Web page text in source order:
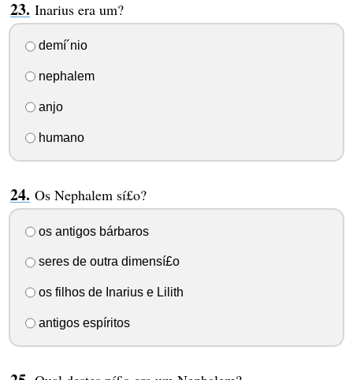
Inarius era um?
demí´nio
nephalem
anjo
humano
Os Nephalem sí£o?
os antigos bárbaros
seres de outra dimensí£o
os filhos de Inarius e Lilith
antigos espí­ritos